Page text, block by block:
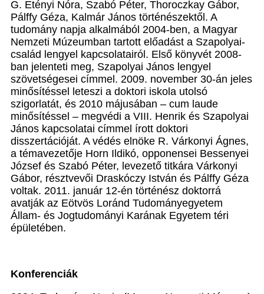
G. Etényi Nóra, Szabó Péter, Thoroczkay Gábor,
Pálffy Géza, Kalmár János történészektől. A
tudomány napja alkalmából 2004-ben, a Magyar
Nemzeti Múzeumban tartott előadást a Szapolyai-
család lengyel kapcsolatairól. Első könyvét 2008-
ban jelenteti meg, Szapolyai János lengyel
szövetségesei címmel. 2009. november 30-án jeles
minősítéssel leteszi a doktori iskola utolsó
szigorlatát, és 2010 májusában – cum laude
minősítéssel – megvédi a VIII. Henrik és Szapolyai
János kapcsolatai címmel írott doktori
disszertációját. A védés elnöke R. Várkonyi Ágnes,
a témavezetője Horn Ildikó, opponensei Bessenyei
József és Szabó Péter, levezető titkára Várkonyi
Gábor, résztvevői Draskóczy István és Pálffy Géza
voltak. 2011. január 12-én történész doktorrá
avatják az Eötvös Loránd Tudományegyetem
Állam- és Jogtudományi Karának Egyetem téri
épületében.
Konferenciák